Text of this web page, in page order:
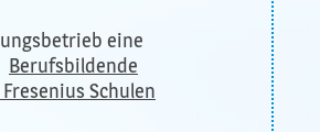
eine
Berufsbildende
Schulen